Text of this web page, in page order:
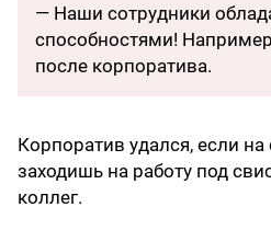
— Наши сотрудники
способностями!
после корпоратива.
Корпоратив удался, если
заходишь на работу под
коллег.